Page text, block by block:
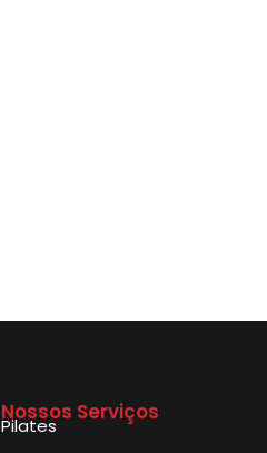
Nossos Serviços
Pilates